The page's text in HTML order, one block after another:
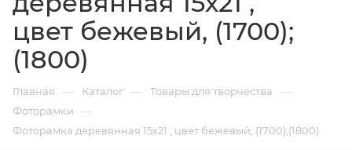
цвет бежевый, (1700);
(1800)
Главная — Каталог — Товары для творчества —
Фоторамки —
Фоторамка деревянная 15х21 , цвет бежевый, (1700);(1800)